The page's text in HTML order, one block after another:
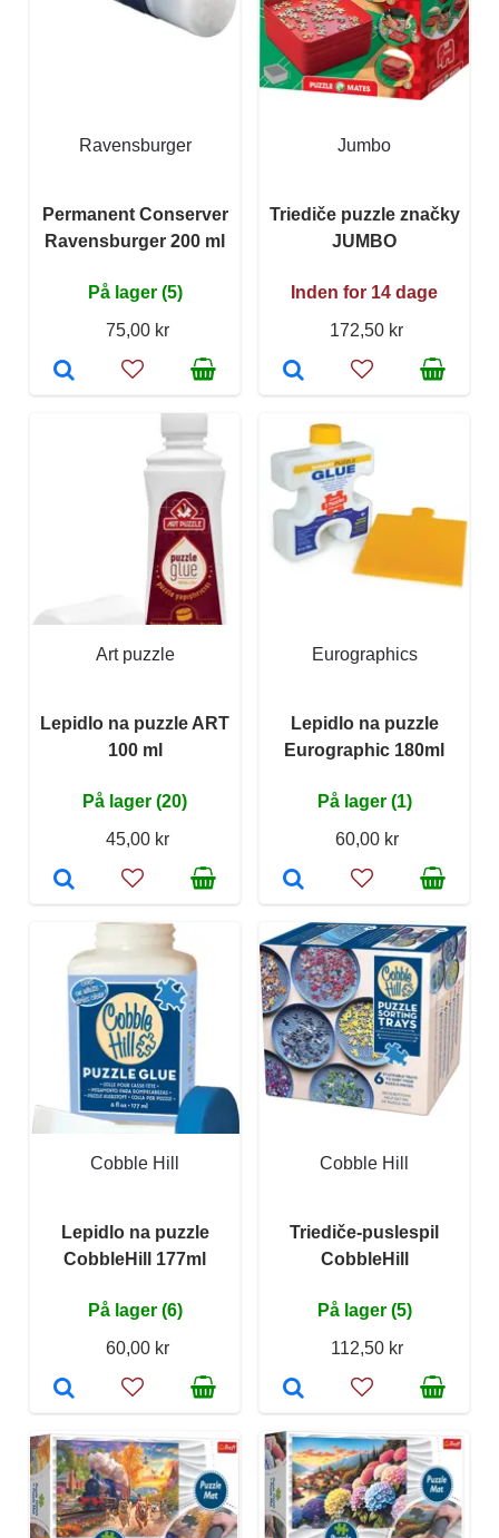
Ravensburger
Permanent Conserver
Ravensburger 200 ml
På lager (5)
75,00 kr
Jumbo
Triediče puzzle značky
JUMBO
Inden for 14 dage
172,50 kr
Art puzzle
Lepidlo na puzzle ART
100 ml
På lager (20)
45,00 kr
Eurographics
Lepidlo na puzzle
Eurographic 180ml
På lager (1)
60,00 kr
Cobble Hill
Lepidlo na puzzle
CobbleHill 177ml
På lager (6)
60,00 kr
Cobble Hill
Triediče-puslespil
CobbleHill
På lager (5)
112,50 kr